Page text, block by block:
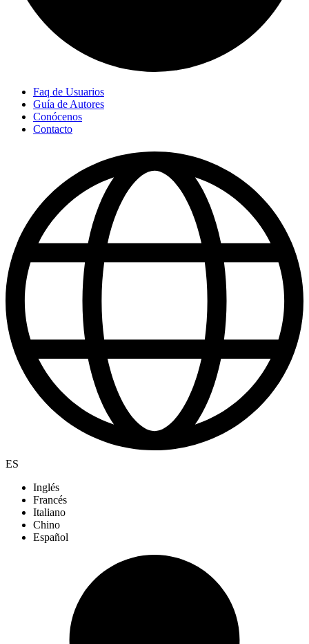
Faq de Usuarios
Guía de Autores
Conócenos
Contacto
ES
Inglés
Francés
Italiano
Chino
Español